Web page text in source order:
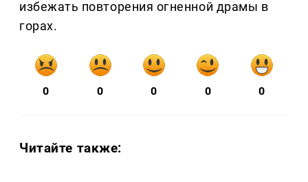
избежать повторения огненной драмы в
горах.
0 0 0 0 0
Читайте также: